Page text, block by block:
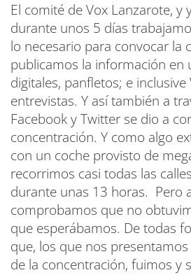
El comité de Vox Lanzarote, y
durante unos 5 días
lo necesario para convocar la
publicamos la información en
digitales, panfletos; e inclusive
entrevistas. Y así también a
Facebook y Twitter se dio a
concentración. Y como algo
con un coche provisto de
recorrimos casi todas las
durante unas 13 horas. Pero
comprobamos que no
que esperábamos. De todas
que, los que nos
de la concentración, fuimos y